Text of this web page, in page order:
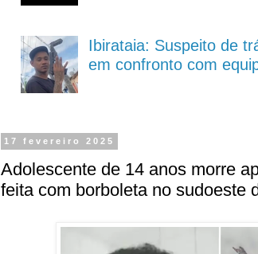
Ibirataia: Suspeito de
em confronto com
17 fevereiro 2025
Adolescente de 14 anos morre
feita com borboleta no sudoeste